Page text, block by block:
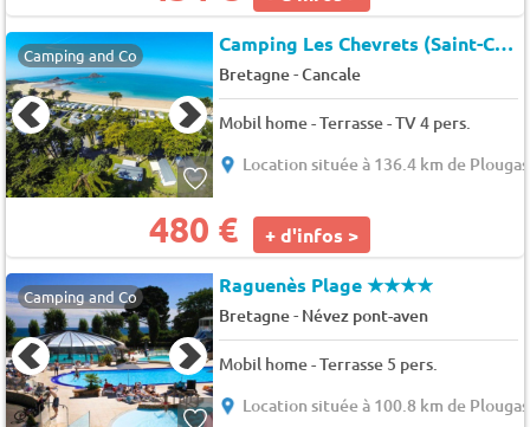
Camping and Co Camping Les Chevrets (Saint-Coulomb à 2 km)
Bretagne-Cancale
Mobil home - Terrasse - TV 4 pers.
Location située à 136.4 km de
480 € + d'infos >
Camping and Co Raguenès Plage★★★★
Bretagne- Névez pont-aven
Mobil home - Terrasse 5 pers.
Location située à 100.8 km de